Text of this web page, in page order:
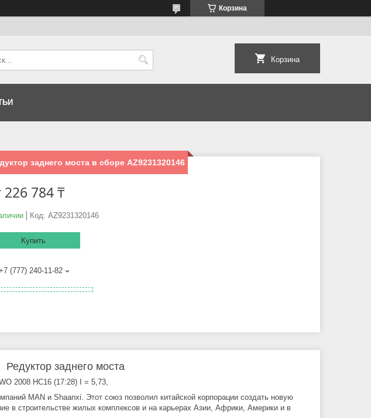
Корзина
Корзина
заднего моста в сборе AZ9231320146
226 784 ₸
Код: AZ9231320146
Купить
(777) 240-11-82
Редуктор заднего моста
2008 HC16 (17:28) I = 5,73,
MAN и Shaanxi. Этот союз позволил китайской корпорации создать новую
в строительстве жилых комплексов и на карьерах Азии, Африки, Америки и в